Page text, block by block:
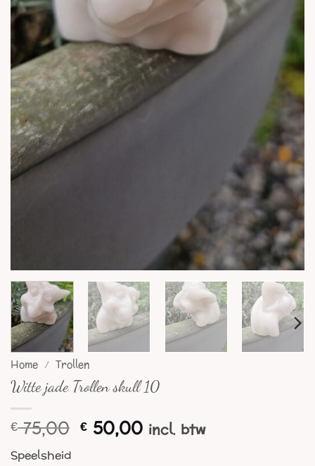
Home / Trollen
Witte jade Trollen skull 10
€75,00 Oorspronkelijke
prijs
€ 50,00Huidige
prijs
incl. btw
Speelsheid